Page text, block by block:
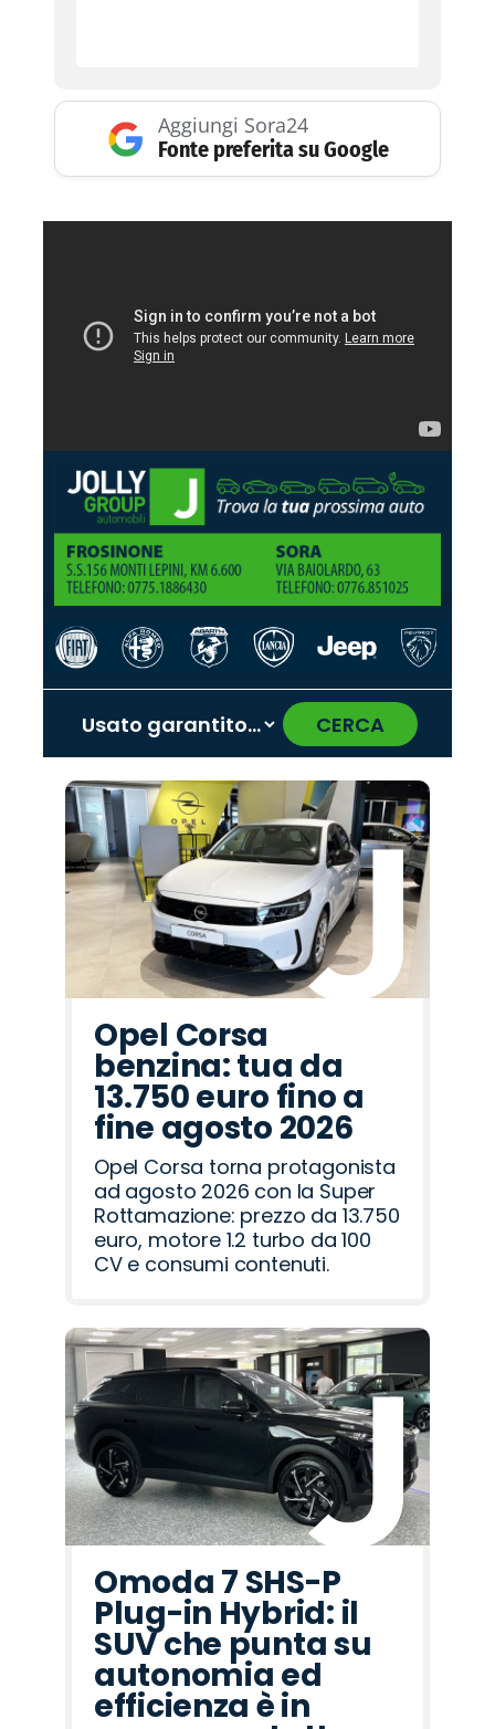
Aggiungi Sora24
Fonte preferita su Google
CERCA
Promo
Hyundai
Promo
Peugeot
Promo
Fiat
Promo
Land
Rover
Promo
Jeep
Promo
Lancia
Promo
Citroën
Promo
Alfa
Romeo
Promo
Opel
Promo
Omoda
Promo
Abarth
Promo
Mazda
Promo
Jaecoo
Promo
Seat
Promo
Cupra
‹ ›
Opel Corsa
benzina: tua da
13.750 euro fino a
fine agosto 2026
Opel Corsa torna protagonista
ad agosto 2026 con la Super
Rottamazione: prezzo da 13.750
euro, motore 1.2 turbo da 100
CV e consumi contenuti.
Omoda 7 SHS-P
Plug-in Hybrid: il
SUV che punta su
autonomia ed
efficienza è in